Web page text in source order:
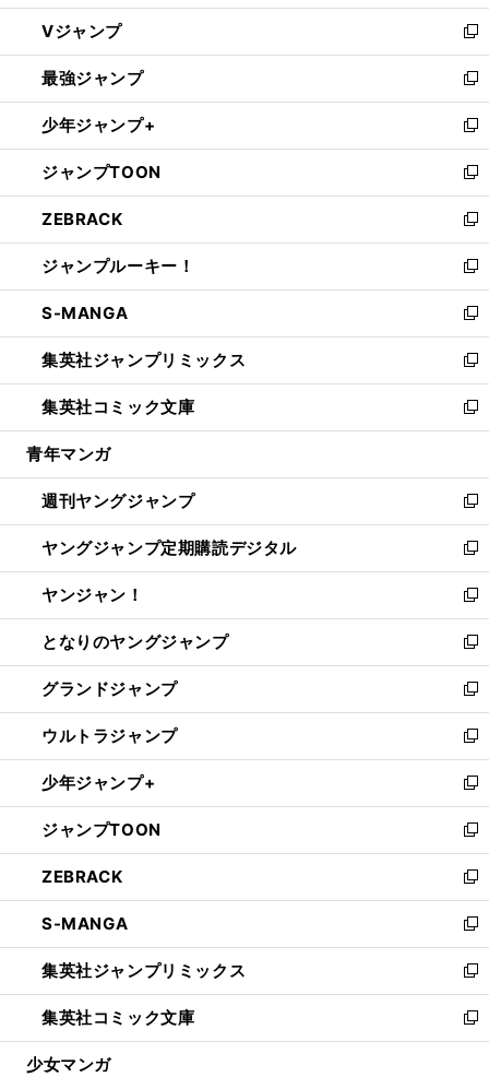
ウ
ィ
ン
ド
ウ
で
開
く
し
い
ウ
ィ
ン
ド
ウ
で
開
く
Vジャンプ
新
し
い
ウ
ィ
ン
ド
ウ
で
開
く
最強ジャンプ
新
し
い
ウ
ィ
ン
ド
ウ
で
開
く
少年ジャンプ+
新
し
い
ウ
ィ
ン
ド
ウ
で
開
く
ジャンプTOON
新
し
い
ウ
ィ
ン
ド
ウ
で
開
く
ZEBRACK
新
し
い
ウ
ィ
ン
ド
ウ
で
開
ジャンプルーキー！
新
し
い
ウ
ィ
ン
ド
ウ
開
く
S-MANGA
新
し
い
ウ
ィ
ン
ウ
で
開
く
集英社ジャンプリミックス
新
し
い
ウ
ン
ド
ウ
で
開
く
集英社コミック文庫
新
し
ウ
ィ
ン
ド
ウ
で
開
く
青年マンガ
週刊ヤングジャンプ
新
し
い
ウ
ィ
ン
ド
ウ
で
開
く
ヤングジャンプ定期購読デジタル
新
し
い
ウ
ィ
ン
ド
ウ
で
開
く
ヤンジャン！
新
し
い
ウ
ィ
ン
ド
ウ
で
開
く
となりのヤングジャンプ
新
し
い
ウ
ィ
ン
ド
ウ
で
開
く
グランドジャンプ
新
し
い
ウ
ィ
ン
ド
ウ
で
開
く
ウルトラジャンプ
新
し
い
ウ
ィ
ン
ド
ウ
で
開
く
少年ジャンプ+
新
し
い
ウ
ィ
ン
ド
ウ
で
開
く
ジャンプTOON
新
し
い
ウ
ィ
ン
ド
ウ
で
開
ZEBRACK
新
し
い
ウ
ィ
ン
ド
ウ
S-MANGA
新
し
い
ウ
ィ
ン
集英社ジャンプリミックス
新
し
い
ウ
集英社コミック文庫
新
し
少女マンガ